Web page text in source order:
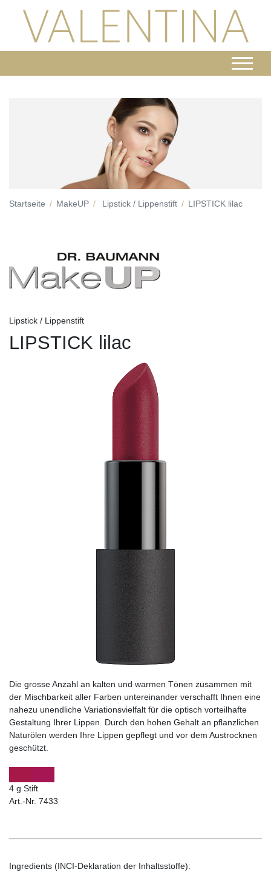
Startseite MakeUP Lipstick / Lippenstift LIPSTICK lilac
Lipstick / Lippenstift
LIPSTICK lilac
Die grosse Anzahl an kalten und warmen Tönen zusammen mit
der Mischbarkeit aller Farben untereinander verschafft Ihnen eine
nahezu unendliche Variationsvielfalt für die optisch vorteilhafte
Gestaltung Ihrer Lippen. Durch den hohen Gehalt an pflanzlichen
Naturölen werden Ihre Lippen gepflegt und vor dem Austrocknen
geschützt.
4 g Stift
Art.-Nr. 7433
Ingredients (INCI-Deklaration der Inhaltsstoffe):